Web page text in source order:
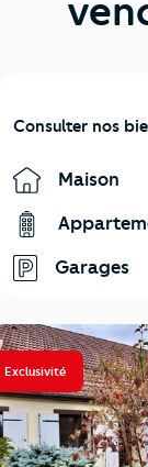
Consulter nos
Maison
Garages
Exclusivité